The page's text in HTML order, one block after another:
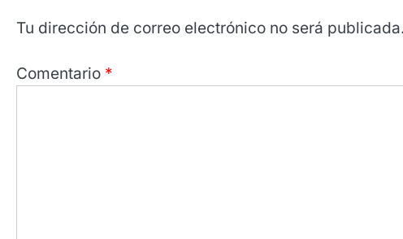
Tu dirección de correo electrónico no será publicada.
Comentario *